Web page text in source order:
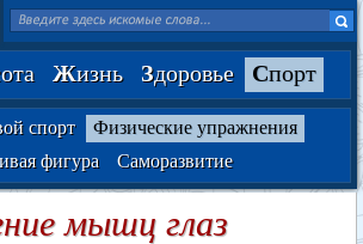
Жизнь Здоровье Спорт
спорт
Физические упражнения
фигура
Саморазвитие
мышц глаз